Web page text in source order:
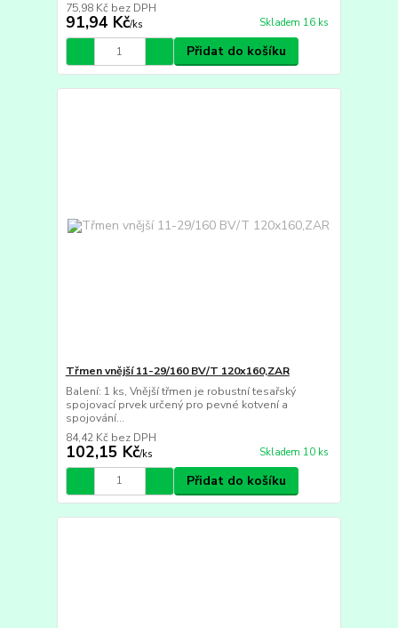
91,94 Kč/ks
75,98 Kč bez DPH
Skladem 16 ks
Přidat do košíku
Třmen vnější 11-29/160 BV/T 120x160,ZAR
Balení: 1 ks, Vnější třmen je robustní tesařský
spojovací prvek určený pro pevné kotvení a
spojování...
102,15 Kč/ks
84,42 Kč bez DPH
Skladem 10 ks
Přidat do košíku